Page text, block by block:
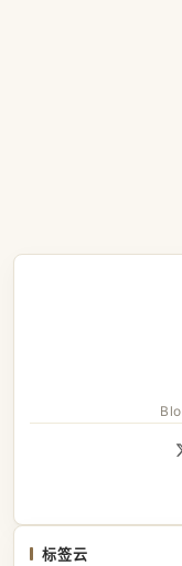
标签云